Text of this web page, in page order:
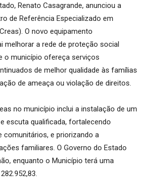
Renato Casagrande, anunciou a
de Referência Especializado em
O novo equipamento
melhorar a rede de proteção social
o município ofereça serviços
de melhor qualidade às famílias
de ameaça ou violação de direitos.
no município inclui a instalação de um
escuta qualificada, fortalecendo
comunitários, e priorizando a
familiares. O Governo do Estado
enquanto o Município terá uma